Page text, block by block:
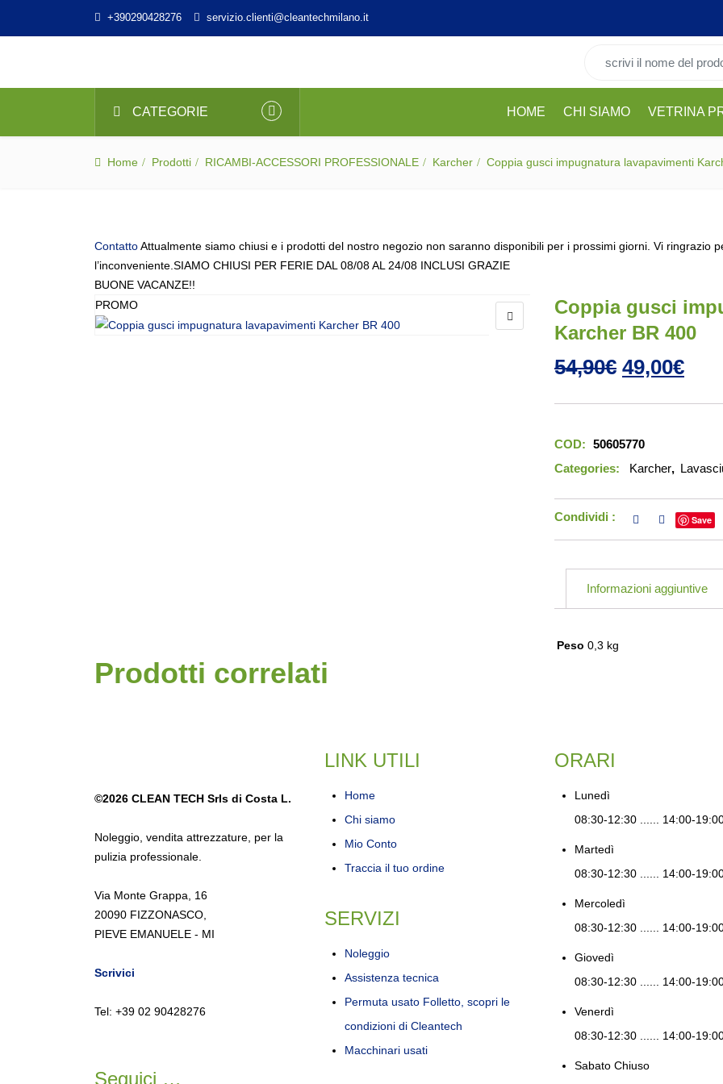
+390290428276 servizio.clienti@cleantechmilano.it
CATEGORIE HOME CHI SIAMO VETRINA
Home Prodotti RICAMBI-ACCESSORI PROFESSIONALE Karcher Coppia gusci impugnatura lavapavimenti
ContattoAttualmente siamo chiusi e i prodotti del nostro negozio non saranno disponibili per i prossimi giorni. Vi ringrazio
l’inconveniente.SIAMO CHIUSI PER FERIE DAL 08/08 AL 24/08 INCLUSI GRAZIE
BUONE VACANZE!!
PROMO
Coppia gusci
Karcher BR 400
54,90€ Il prezzo
49,00€Il
COD: 50605770
Categories:
Karcher,
Condividi : Save
Informazioni aggiuntive
Peso 0,3 kg
Prodotti correlati
©2026 CLEAN TECH Srls di Costa L.
Noleggio vendita attrezzature per la
pulizia professionale.
Via Monte Grappa, 16
20090 FIZZONASCO,
PIEVE EMANUELE - MI
Scrivici
Tel: +39 02 90428276
Seguici …
LINK UTILI
Home
Chi siamo
Mio Conto
Traccia il tuo ordine
SERVIZI
Noleggio
Assistenza tecnica
Permuta usato Folletto, scopri le
condizioni di Cleantech
Macchinari usati
ORARI
Lunedì
08:30-12:30 ...... 14:00-
Martedì
08:30-12:30 ...... 14:00-
Mercoledì
08:30-12:30 ...... 14:00-
Giovedì
08:30-12:30 ...... 14:00-
Venerdì
08:30-12:30 ...... 14:00-
Sabato Chiuso